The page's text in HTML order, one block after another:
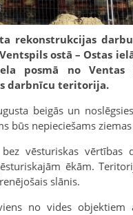
rekonstrukcijas
ostā – Ostas
posmā no Ventas
darbnīcu teritorija.
beigās un
būs nepieciešams
vēsturiskas vērtības
ēkām.
slānis.
no vides objektiem